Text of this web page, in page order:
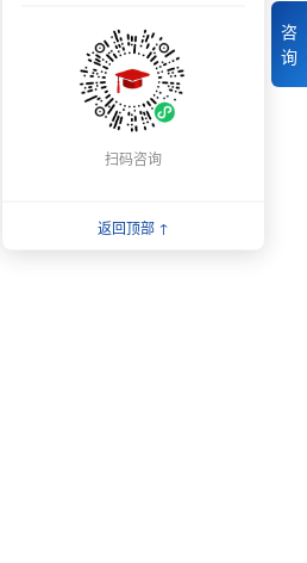
咨
询
扫码咨询
返回顶部 ↑